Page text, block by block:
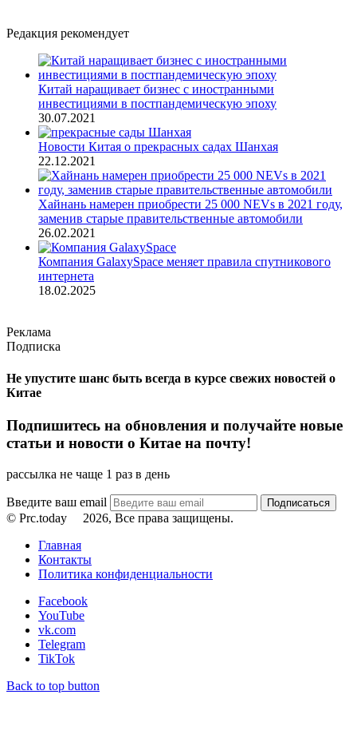
Редакция рекомендует
Китай наращивает бизнес с иностранными
инвестициями в постпандемическую эпоху
30.07.2021
Новости Китая о прекрасных садах Шанхая
22.12.2021
Хайнань намерен приобрести 25 000 NEVs в 2021 году,
заменив старые правительственные автомобили
26.02.2021
Компания GalaxySpace меняет правила спутникового
интернета
18.02.2025
Реклама
Подписка
Не упустите шанс быть всегда в курсе свежих новостей о
Китае
Подпишитесь на обновления и получайте новые
статьи и новости о Китае на почту!
рассылка не чаще 1 раз в день
Введите ваш email
© Prc.today
2026, Все права защищены.
Главная
Контакты
Политика конфиденциальности
Facebook
YouTube
vk.com
Telegram
TikTok
Back to top button